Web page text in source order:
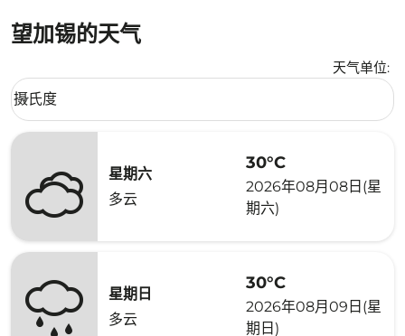
望加锡的天气
天气单位:
Weather unit option 摄氏度 Selected
摄氏度
keyboard_arrow_down
星期六
多云
30°C
2026年08月08日(星
期六)
星期日
多云
30°C
2026年08月09日(星
期日)